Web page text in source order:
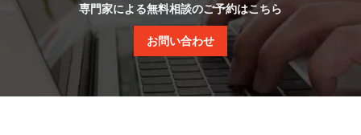
専門家による無料相談のご予約はこちら
お問い合わせ